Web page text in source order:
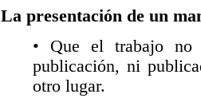
La presentación de un
• Que el trabajo no
publicación, ni
otro lugar.